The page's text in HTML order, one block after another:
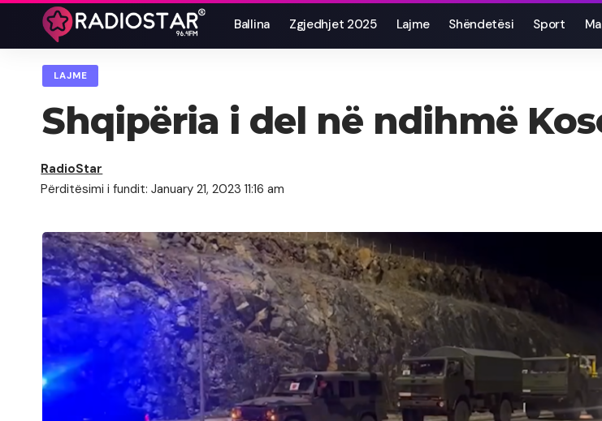
Ballina Zgjedhjet 2025 Lajme Shëndetësi Sport
LAJME
Shqipëria i del në ndihmë
Përditësimi i fundit: January 21, 2023 11:16 am
RadioStar